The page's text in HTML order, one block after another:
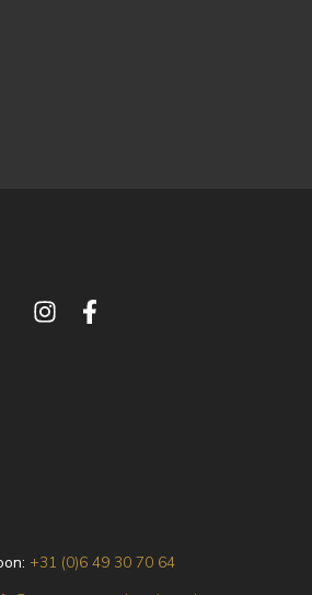
+31 (0)6 49 30 70 64